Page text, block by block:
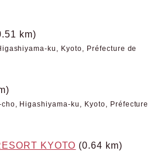
km)
ku, Kyoto, Préfecture de
Higashiyama-ku, Kyoto, Préfecture
KYOTO (0.64 km)